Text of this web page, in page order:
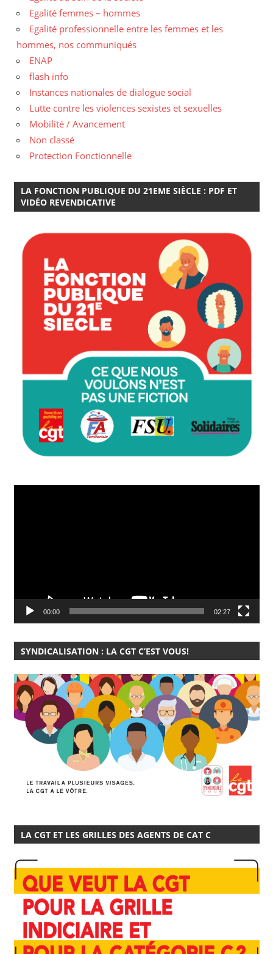
Egalité femmes – hommes
Egalité professionnelle entre les femmes et les
hommes, nos communiqués
ENAP
flash info
Instances nationales de dialogue social
Lutte contre les violences sexistes et sexuelles
Mobilité / Avancement
Non classé
Protection Fonctionnelle
LA FONCTION PUBLIQUE DU 21EME SIÈCLE : PDF ET
VIDÉO REVENDICATIVE
00:00 02:27
SYNDICALISATION : LA CGT C’EST VOUS!
LA CGT ET LES GRILLES DES AGENTS DE CAT C